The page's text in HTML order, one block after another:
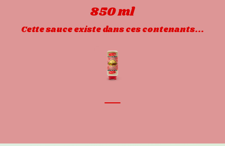
850 ml
Cette sauce existe dans ces contenants...